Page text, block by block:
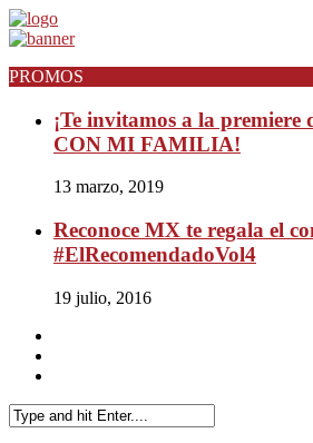
PROMOS
¡Te invitamos a la
CON MI FAMILIA!
13 marzo, 2019
Reconoce MX te regala el
#ElRecomendadoVol4
19 julio, 2016